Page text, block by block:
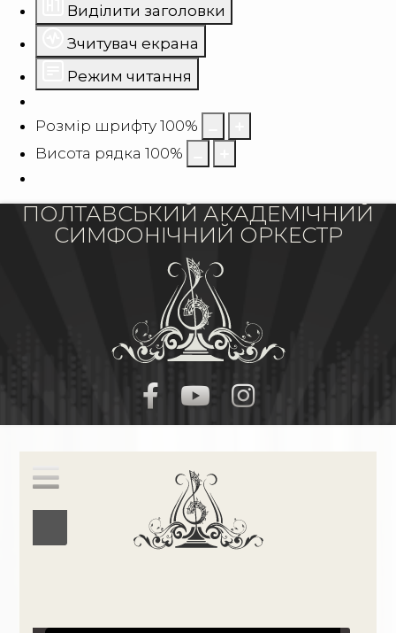
Виділити заголовки
Зчитувач екрана
Режим читання
Розмір шрифту 100%
Висота рядка 100%
ПОЛТАВСЬКИЙ АКАДЕМІЧНИЙ
СИМФОНІЧНИЙ ОРКЕСТР